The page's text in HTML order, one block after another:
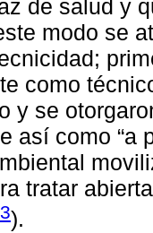
de salud y
modo se
como
y se
así como “a
tratar
).